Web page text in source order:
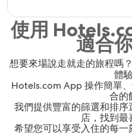
使用
適合
想要來場說走就走的旅程嗎
體
Hotels.com App 操作簡單
合的
我們提供豐富的篩選和排
店，找到最
希望您可以享受入住的每一